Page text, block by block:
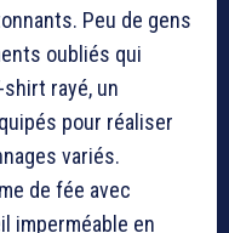
Peu de gens
oubliés qui
rayé, un
pour réaliser
variés.
de fée avec
imperméable en